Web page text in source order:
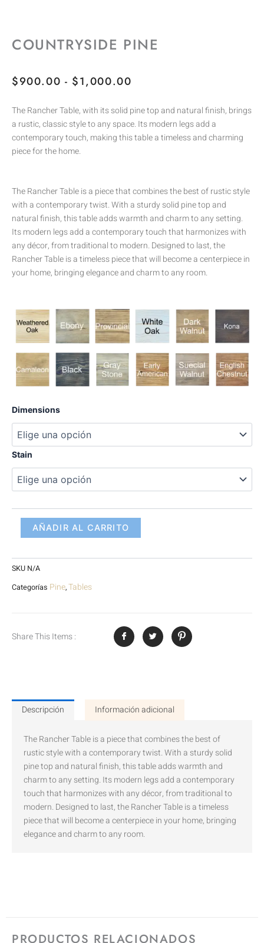
COUNTRYSIDE PINE
$900.00 - $1,000.00
PRECIOS:
DESDE
The Rancher Table, with its solid pine top and natural finish, brings
a rustic, classic style to any space. Its modern legs add a
contemporary touch, making this table a timeless and charming
piece for the home.
The Rancher Table is a piece that combines the best of rustic style
with a contemporary twist. With a sturdy solid pine top and
natural finish, this table adds warmth and charm to any setting.
Its modern legs add a contemporary touch that harmonizes with
any décor, from traditional to modern. Designed to last, the
Rancher Table is a timeless piece that will become a centerpiece in
your home, bringing elegance and charm to any room.
Dimensions
Stain
Countryside
cantidad
AÑADIR AL CARRITO
SKU N/A
Categorías Pine,Tables
Share This Items :
Descripción Información adicional
The Rancher Table is a piece that combines the best of
rustic style with a contemporary twist. With a sturdy solid
pine top and natural finish, this table adds warmth and
charm to any setting. Its modern legs add a contemporary
touch that harmonizes with any décor, from traditional to
modern. Designed to last, the Rancher Table is a timeless
piece that will become a centerpiece in your home, bringing
elegance and charm to any room.
PRODUCTOS RELACIONADOS